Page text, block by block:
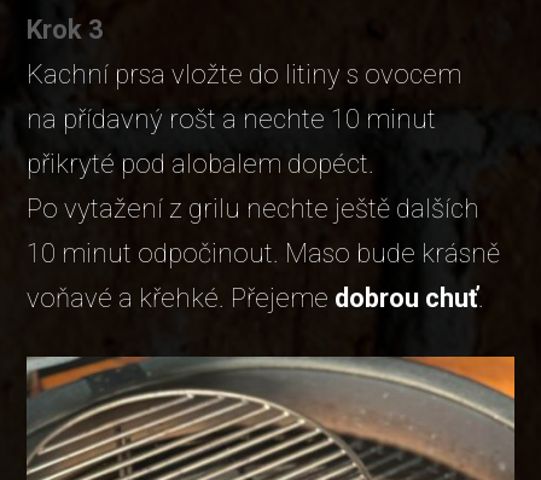
Krok 3
Kachní prsa vložte do litiny s ovocem
na přídavný rošt a nechte 10 minut
přikryté pod alobalem dopéct.
Po vytažení z grilu nechte ještě dalších
10 minut odpočinout. Maso bude krásně
voňavé a křehké. Přejeme dobrou chuť.